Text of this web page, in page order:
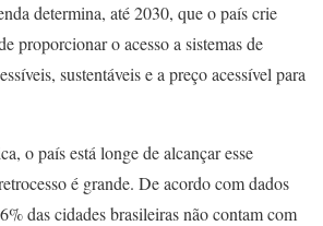
determina, até 2030, que o país crie
proporcionar o acesso a sistemas de
sustentáveis e a preço acessível para
o país está longe de alcançar esse
é grande. De acordo com dados
das cidades brasileiras não contam com